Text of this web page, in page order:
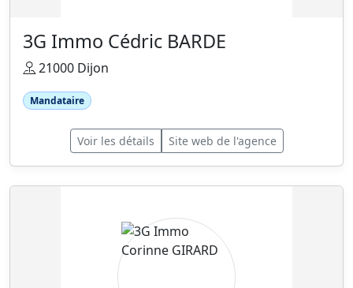
3G Immo Cédric BARDE
21000 Dijon
Mandataire
Voir les détails Site web de l'agence